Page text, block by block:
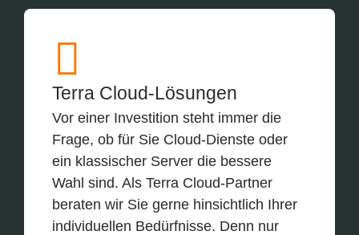
Terra Cloud-Lösungen
Vor einer Investition steht immer die
Frage, ob für Sie Cloud-Dienste oder
ein klassischer Server die bessere
Wahl sind. Als Terra Cloud-Partner
beraten wir Sie gerne hinsichtlich Ihrer
individuellen Bedürfnisse. Denn nur